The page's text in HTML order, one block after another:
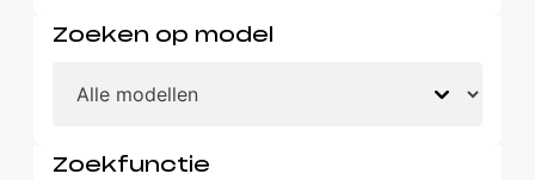
Zoeken op model
Zoekfunctie